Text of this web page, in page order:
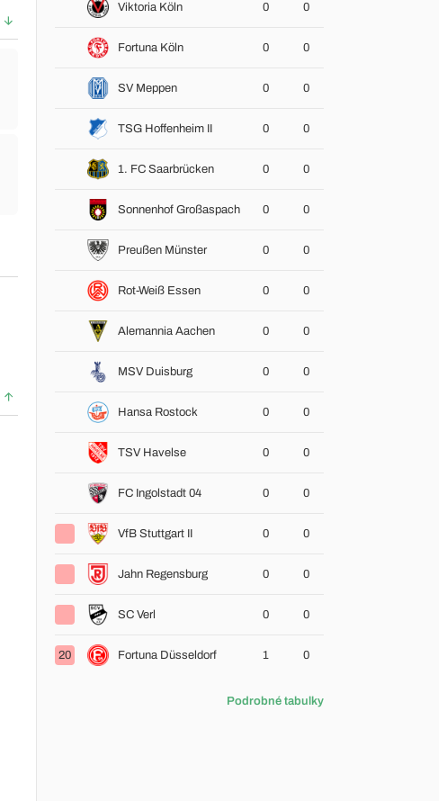
Viktoria Köln 0 0
Fortuna Köln 0 0
SV Meppen 0 0
TSG Hoffenheim II 0 0
1. FC Saarbrücken 0 0
Sonnenhof Großaspach 0 0
Preußen Münster 0 0
Rot-Weiß Essen 0 0
Alemannia Aachen 0 0
MSV Duisburg 0 0
Hansa Rostock 0 0
TSV Havelse 0 0
FC Ingolstadt 04 0 0
VfB Stuttgart II 0 0
Jahn Regensburg 0 0
SC Verl 0 0
20 Fortuna Düsseldorf 1 0
Podrobné tabulky